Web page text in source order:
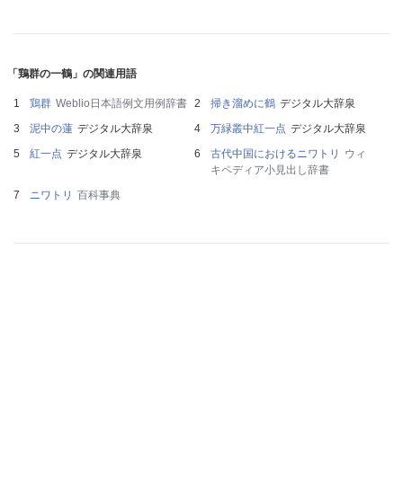
「鶏群の一鶴」の関連用語
鶏群 Weblio日本語例文用例辞書 掃き溜めに鶴 デジタル大辞泉
泥中の蓮 デジタル大辞泉 万緑叢中紅一点 デジタル大辞泉
紅一点 デジタル大辞泉 古代中国におけるニワトリ
ウィ
キペディア小見出し辞書
ニワトリ 百科事典